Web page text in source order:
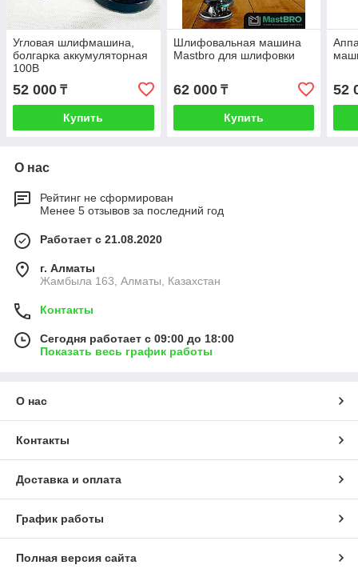
Угловая шлифмашина,
болгарка аккумуляторная
100B
52 000 ₸
Купить
Шлифовальная машинa
Mastbro для шлифовки
62 000₸
Купить
52
О нас
Рейтинг не сформирован
Менее 5 отзывов за последний год
Работает с 21.08.2020
г. Алматы
Жамбыла 163, Алматы, Казахстан
Контакты
Сегодня работает с 09:00 до 18:00
Показать весь график работы
О нас
Контакты
Доставка и оплата
График работы
Полная версия сайта